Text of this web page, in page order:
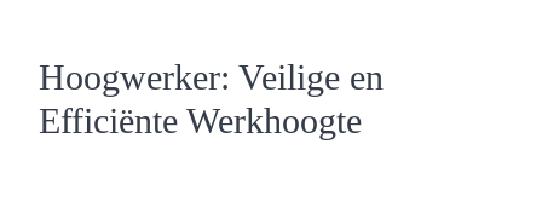
Hoogwerker: Veilige en
Efficiënte Werkhoogte